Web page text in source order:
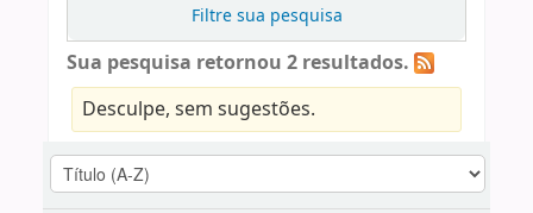
Filtre sua pesquisa
Sua pesquisa retornou 2 resultados.
Desculpe, sem sugestões.